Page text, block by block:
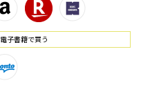
電⼦書籍で買う